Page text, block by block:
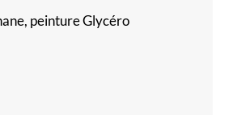
peinture Glycéro